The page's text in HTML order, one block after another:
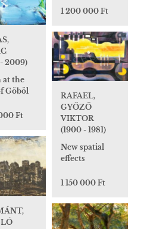
1 200 000 Ft
2009)
at the
Göböl
Ft
RAFAEL,
GYŐZŐ
VIKTOR
(1900 - 1981)
New spatial
effects
1 150 000 Ft